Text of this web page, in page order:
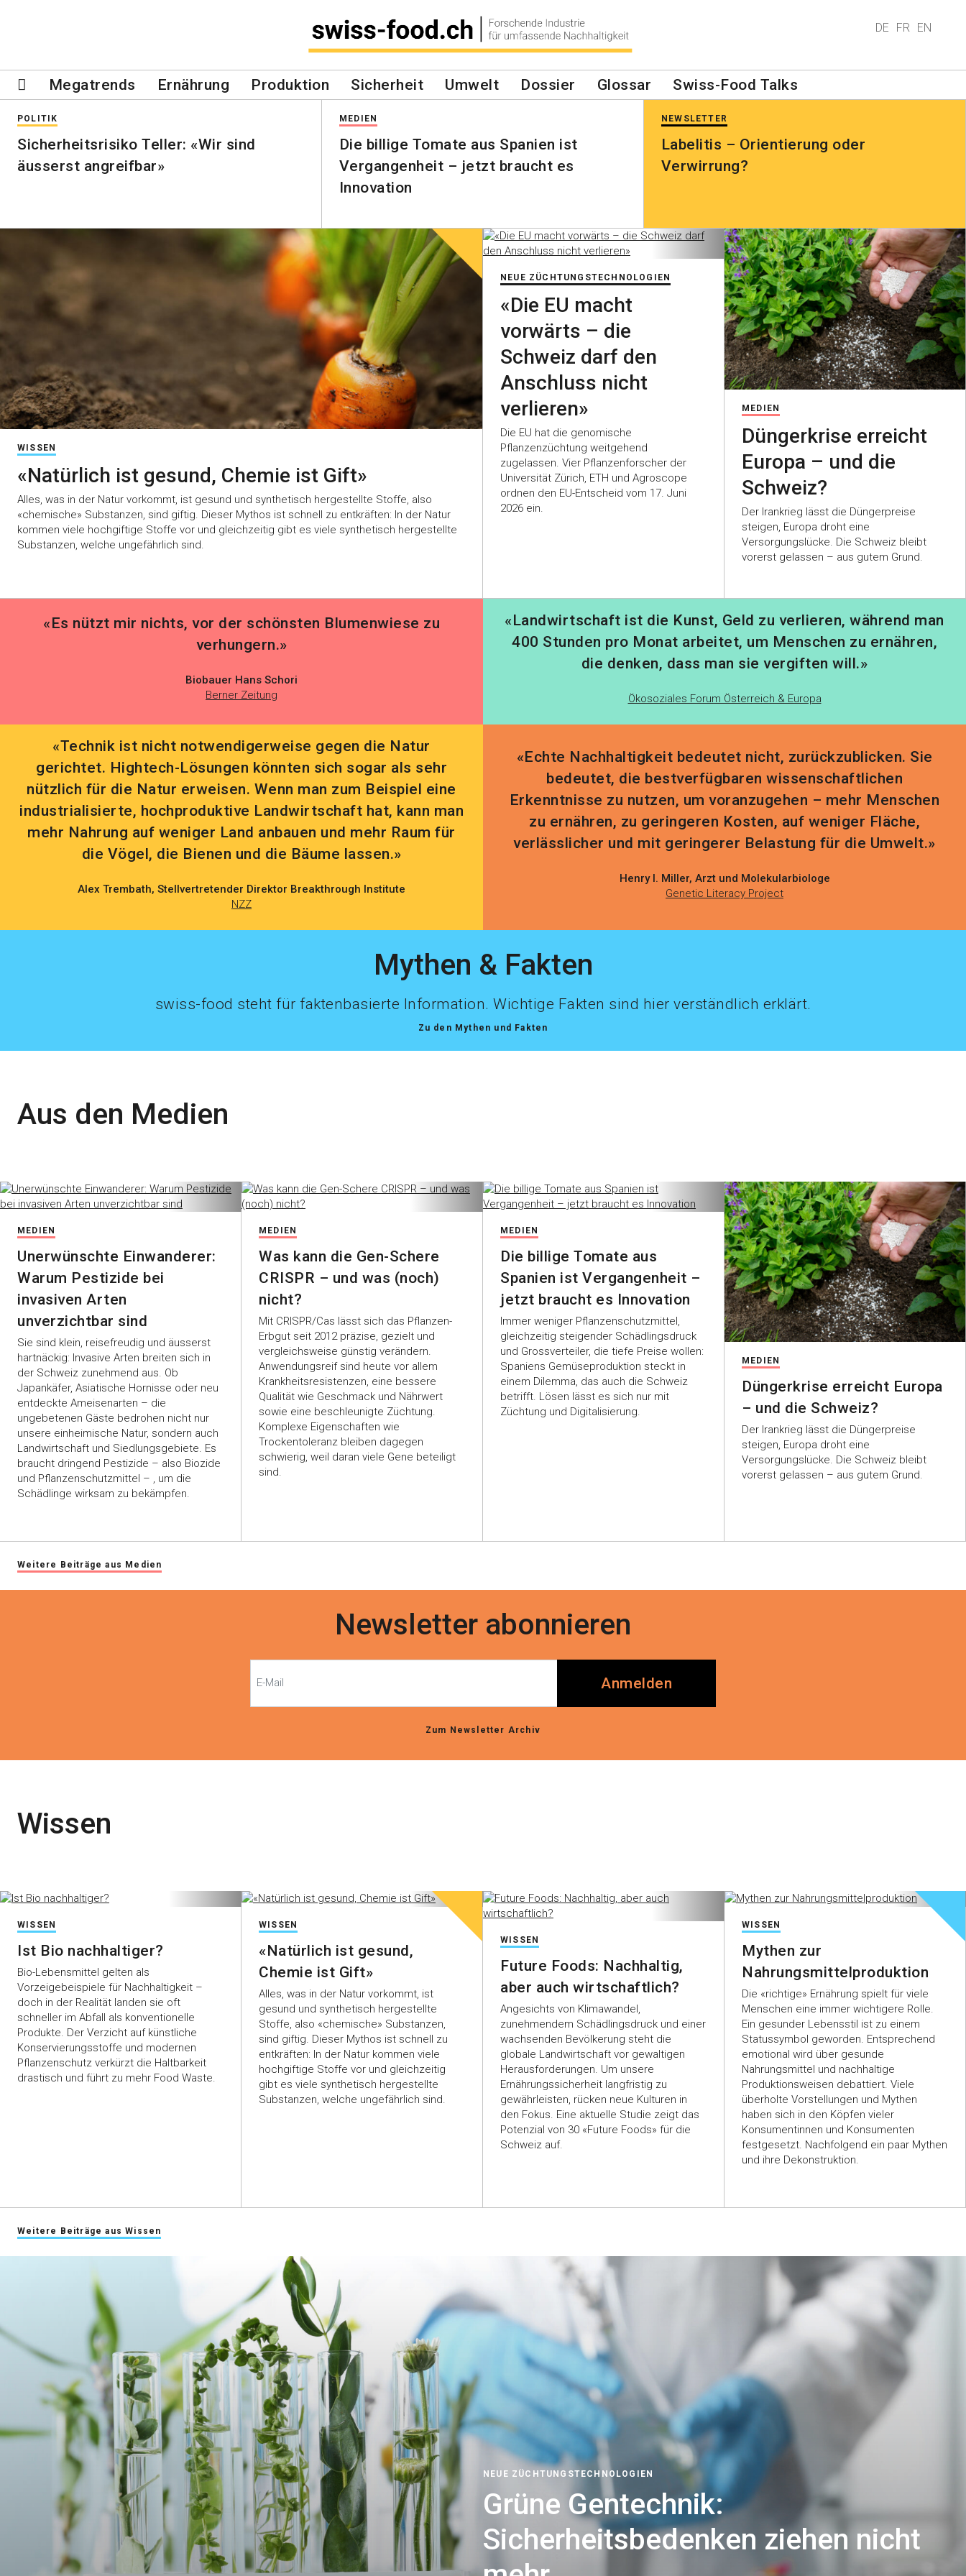
DE FR EN
Megatrends Ernährung Produktion Sicherheit Umwelt Dossier Glossar Swiss-Food Talks
POLITIK
Sicherheitsrisiko Teller: «Wir sind
äusserst angreifbar»
MEDIEN
Die billige Tomate aus Spanien ist
Vergangenheit – jetzt braucht es
Innovation
NEWSLETTER
Labelitis – Orientierung oder
Verwirrung?
WISSEN
«Natürlich ist gesund, Chemie ist Gift»
Alles, was in der Natur vorkommt, ist gesund und synthetisch hergestellte Stoffe, also
«chemische» Substanzen, sind giftig. Dieser Mythos ist schnell zu entkräften: In der Natur
kommen viele hochgiftige Stoffe vor und gleichzeitig gibt es viele synthetisch hergestellte
Substanzen, welche ungefährlich sind.
NEUE ZÜCHTUNGSTECHNOLOGIEN
«Die EU macht
vorwärts – die
Schweiz darf den
Anschluss nicht
verlieren»
Die EU hat die genomische
Pflanzenzüchtung weitgehend
zugelassen. Vier Pflanzenforscher der
Universität Zürich, ETH und Agroscope
ordnen den EU-Entscheid vom 17. Juni
2026 ein.
MEDIEN
Düngerkrise erreicht
Europa – und die
Schweiz?
Der Irankrieg lässt die Düngerpreise
steigen, Europa droht eine
Versorgungslücke. Die Schweiz bleibt
vorerst gelassen – aus gutem Grund.
«Es nützt mir nichts, vor der schönsten Blumenwiese zu
verhungern.»
Biobauer Hans Schori
Berner Zeitung
«Landwirtschaft ist die Kunst, Geld zu verlieren, während man
400 Stunden pro Monat arbeitet, um Menschen zu ernähren,
die denken, dass man sie vergiften will.»
Ökosoziales Forum Österreich & Europa
«Technik ist nicht notwendigerweise gegen die Natur
gerichtet. Hightech-Lösungen könnten sich sogar als sehr
nützlich für die Natur erweisen. Wenn man zum Beispiel eine
industrialisierte, hochproduktive Landwirtschaft hat, kann man
mehr Nahrung auf weniger Land anbauen und mehr Raum für
die Vögel, die Bienen und die Bäume lassen.»
Alex Trembath, Stellvertretender Direktor Breakthrough Institute
NZZ
«Echte Nachhaltigkeit bedeutet nicht, zurückzublicken. Sie
bedeutet, die bestverfügbaren wissenschaftlichen
Erkenntnisse zu nutzen, um voranzugehen – mehr Menschen
zu ernähren, zu geringeren Kosten, auf weniger Fläche,
verlässlicher und mit geringerer Belastung für die Umwelt.»
Henry I. Miller, Arzt und Molekularbiologe
Genetic Literacy Project
Mythen & Fakten
swiss-food steht für faktenbasierte Information. Wichtige Fakten sind hier verständlich erklärt.
Zu den Mythen und Fakten
Aus den Medien
MEDIEN
Unerwünschte Einwanderer:
Warum Pestizide bei
invasiven Arten
unverzichtbar sind
Sie sind klein, reisefreudig und äusserst
hartnäckig: Invasive Arten breiten sich in
der Schweiz zunehmend aus. Ob
Japankäfer, Asiatische Hornisse oder neu
entdeckte Ameisenarten – die
ungebetenen Gäste bedrohen nicht nur
unsere einheimische Natur, sondern auch
Landwirtschaft und Siedlungsgebiete. Es
braucht dringend Pestizide – also Biozide
und Pflanzenschutzmittel – , um die
Schädlinge wirksam zu bekämpfen.
MEDIEN
Was kann die Gen-Schere
CRISPR – und was (noch)
nicht?
Mit CRISPR/Cas lässt sich das Pflanzen-
Erbgut seit 2012 präzise, gezielt und
vergleichsweise günstig verändern.
Anwendungsreif sind heute vor allem
Krankheitsresistenzen, eine bessere
Qualität wie Geschmack und Nährwert
sowie eine beschleunigte Züchtung.
Komplexe Eigenschaften wie
Trockentoleranz bleiben dagegen
schwierig, weil daran viele Gene beteiligt
sind.
MEDIEN
Die billige Tomate aus
Spanien ist Vergangenheit –
jetzt braucht es Innovation
Immer weniger Pflanzenschutzmittel,
gleichzeitig steigender Schädlingsdruck
und Grossverteiler, die tiefe Preise wollen:
Spaniens Gemüseproduktion steckt in
einem Dilemma, das auch die Schweiz
betrifft. Lösen lässt es sich nur mit
Züchtung und Digitalisierung.
MEDIEN
Düngerkrise erreicht Europa
– und die Schweiz?
Der Irankrieg lässt die Düngerpreise
steigen, Europa droht eine
Versorgungslücke. Die Schweiz bleibt
vorerst gelassen – aus gutem Grund.
Weitere Beiträge aus Medien
Newsletter abonnieren
Anmelden
Zum Newsletter Archiv
Wissen
WISSEN
Ist Bio nachhaltiger?
Bio-Lebensmittel gelten als
Vorzeigebeispiele für Nachhaltigkeit –
doch in der Realität landen sie oft
schneller im Abfall als konventionelle
Produkte. Der Verzicht auf künstliche
Konservierungsstoffe und modernen
Pflanzenschutz verkürzt die Haltbarkeit
drastisch und führt zu mehr Food Waste.
WISSEN
«Natürlich ist gesund,
Chemie ist Gift»
Alles, was in der Natur vorkommt, ist
gesund und synthetisch hergestellte
Stoffe, also «chemische» Substanzen,
sind giftig. Dieser Mythos ist schnell zu
entkräften: In der Natur kommen viele
hochgiftige Stoffe vor und gleichzeitig
gibt es viele synthetisch hergestellte
Substanzen, welche ungefährlich sind.
WISSEN
Future Foods: Nachhaltig,
aber auch wirtschaftlich?
Angesichts von Klimawandel,
zunehmendem Schädlingsdruck und einer
wachsenden Bevölkerung steht die
globale Landwirtschaft vor gewaltigen
Herausforderungen. Um unsere
Ernährungssicherheit langfristig zu
gewährleisten, rücken neue Kulturen in
den Fokus. Eine aktuelle Studie zeigt das
Potenzial von 30 «Future Foods» für die
Schweiz auf.
WISSEN
Mythen zur
Nahrungsmittelproduktion
Die «richtige» Ernährung spielt für viele
Menschen eine immer wichtigere Rolle.
Ein gesunder Lebensstil ist zu einem
Statussymbol geworden. Entsprechend
emotional wird über gesunde
Nahrungsmittel und nachhaltige
Produktionsweisen debattiert. Viele
überholte Vorstellungen und Mythen
haben sich in den Köpfen vieler
Konsumentinnen und Konsumenten
festgesetzt. Nachfolgend ein paar Mythen
und ihre Dekonstruktion.
Weitere Beiträge aus Wissen
NEUE ZÜCHTUNGSTECHNOLOGIEN
Grüne Gentechnik:
Sicherheitsbedenken ziehen nicht